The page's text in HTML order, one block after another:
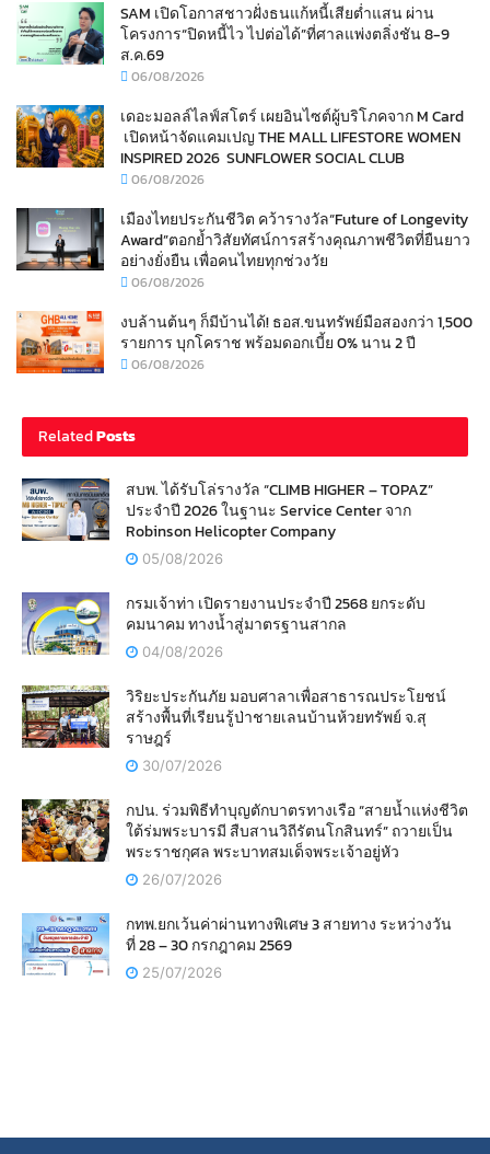
SAM เปิดโอกาสชาวฝั่งธนแก้หนี้เสียต่ำแสน ผ่าน
โครงการ“ปิดหนี้ไว ไปต่อได้”ที่ศาลแพ่งตลิ่งชัน 8-9
ส.ค.69
06/08/2026
เดอะมอลล์ไลฟ์สโตร์ เผยอินไซต์ผู้บริโภคจาก M Card
เปิดหน้าจัดแคมเปญ THE MALL LIFESTORE WOMEN
INSPIRED 2026 SUNFLOWER SOCIAL CLUB
06/08/2026
เมืองไทยประกันชีวิต คว้ารางวัล“Future of Longevity
Award”ตอกย้ำวิสัยทัศน์การสร้างคุณภาพชีวิตที่ยืนยาว
อย่างยั่งยืน เพื่อคนไทยทุกช่วงวัย
06/08/2026
งบล้านต้นๆ ก็มีบ้านได้! ธอส.ขนทรัพย์มือสองกว่า 1,500
รายการ บุกโคราช พร้อมดอกเบี้ย 0% นาน 2 ปี
06/08/2026
RelatedPosts
สบพ. ได้รับโล่รางวัล “CLIMB HIGHER – TOPAZ”
ประจำปี 2026 ในฐานะ Service Center จาก
Robinson Helicopter Company
05/08/2026
กรมเจ้าท่า เปิดรายงานประจำปี 2568 ยกระดับ
คมนาคม ทางน้ำสู่มาตรฐานสากล
04/08/2026
วิริยะประกันภัย มอบศาลาเพื่อสาธารณประโยชน์
สร้างพื้นที่เรียนรู้ป่าชายเลนบ้านห้วยทรัพย์ จ.สุ
ราษฎร์
30/07/2026
กปน. ร่วมพิธีทำบุญตักบาตรทางเรือ “สายน้ำแห่งชีวิต
ใต้ร่มพระบารมี สืบสานวิถีรัตนโกสินทร์” ถวายเป็น
พระราชกุศล พระบาทสมเด็จพระเจ้าอยู่หัว
26/07/2026
กทพ.ยกเว้นค่าผ่านทางพิเศษ 3 สายทาง ระหว่างวัน
ที่ 28 – 30 กรกฎาคม 2569
25/07/2026